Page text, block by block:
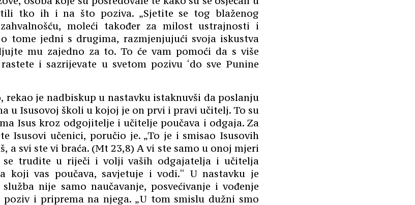
tko ih i na što poziva. „Sjetite se tog blaženog
moleći također za milost ustrajnosti i
tome jedni s drugima, razmjenjujući svoja iskustva
mu zajedno za to. To će vam pomoći da s više
i sazrijevate u svetom pozivu ‘do sve Punine
rekao je nadbiskup u nastavku istaknuvši da poslanju
u Isusovoj školi u kojoj je on prvi i pravi učitelj. To su
Isus kroz odgojitelje i učitelje poučava i odgaja. Za
Isusovi učenici, poručio je. „To je i smisao Isusovih
a svi ste vi braća. (Mt 23,8) A vi ste samo u onoj mjeri
se trudite u riječi i volji vaših odgajatelja i učitelja
koji vas poučava, savjetuje i vodi.“ U nastavku je
nije samo naučavanje, posvećivanje i vođenje
i priprema na njega. „U tom smislu dužni smo